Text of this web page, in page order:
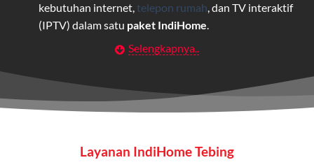
kebutuhan internet, telepon rumah , dan TV interaktif
(IPTV) dalam satu paket IndiHome
Layanan Wifi Indihome ini dirancang untuk
maupun individu yang membutuhkan konektivitas dan
hiburan berkualitas tinggi.
Selengkapnya..
Layanan IndiHome Tebing